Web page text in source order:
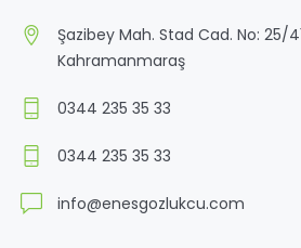
Şazibey Mah. Stad Cad. No:
Kahramanmaraş
0344 235 35 33
0344 235 35 33
info@enesgozlukcu.com